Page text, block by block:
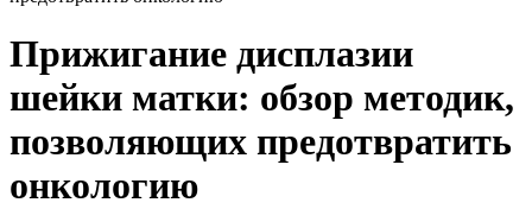
Прижигание дисплазии
шейки матки: обзор методик,
позволяющих предотвратить
онкологию